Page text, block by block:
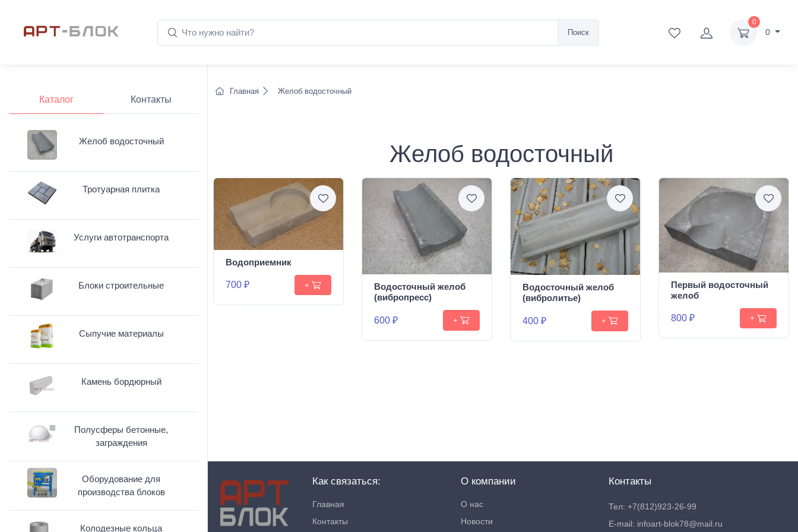
Поиск
0
0
Главная Желоб водосточный
Желоб водосточный
Водоприемник
700 ₽ +
Водосточный желоб
(вибропресс)
600 ₽ +
Водосточный желоб
(вибролитье)
400 ₽ +
Первый водосточный
желоб
800 ₽ +
Каталог Контакты
Желоб водосточный
Тротуарная плитка
Услуги автотранспорта
Блоки строительные
Сыпучие материалы
Камень бордюрный
Полусферы бетонные,
заграждения
Оборудование для
производства блоков
Колодезные кольца
Как связаться:
Главная
Контакты
О компании
О нас
Новости
Контакты
Тел: +7(812)923-26-99
E-mail: infoart-blok78@mail.ru